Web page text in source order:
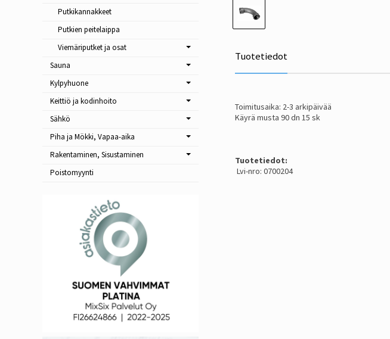
Tuotetiedot
Toimitusaika: 2-3 arkipäivää
Käyrä musta 90 dn 15 sk
Tuotetiedot:
Lvi-nro: 0700204
Putkikannakkeet
Putkien peitelaippa
Viemäriputket ja osat
Sauna
Kylpyhuone
Keittiö ja kodinhoito
Sähkö
Piha ja Mökki, Vapaa-aika
Rakentaminen, Sisustaminen
Poistomyynti